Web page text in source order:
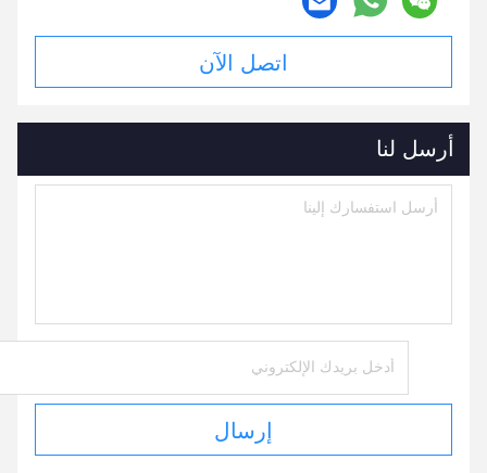
اتصل الآن
أرسل لنا
إرسال